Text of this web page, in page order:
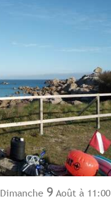
Dimanche 9 Août à 11:00